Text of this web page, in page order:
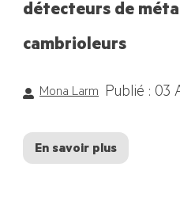
détecteurs de
cambrioleurs
Mona Larm Publié : 03
En savoir plus